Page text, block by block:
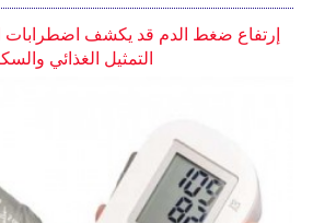
إرتفاع ضغط الدم قد يكشف اضطرابات
التمثيل الغذائي